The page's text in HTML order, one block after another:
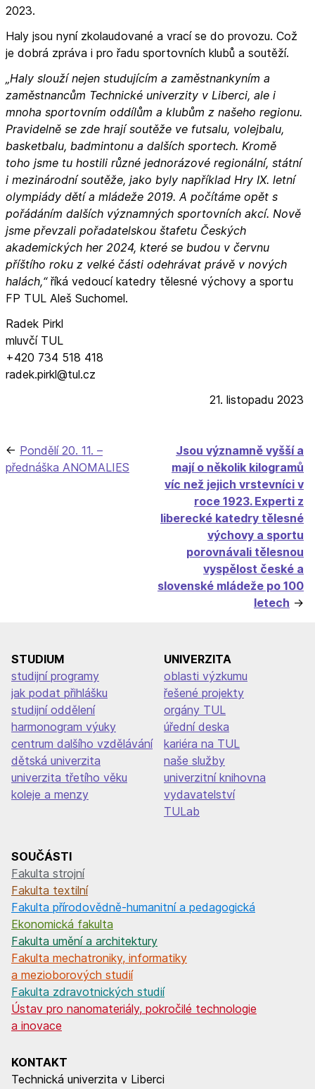
2023.
Haly jsou nyní zkolaudované a vrací se do provozu. Což
je dobrá zpráva i pro řadu sportovních klubů a soutěží.
„Haly slouží nejen studujícím a zaměstnankyním a
zaměstnancům Technické univerzity v Liberci, ale i
mnoha sportovním oddílům a klubům z našeho regionu.
Pravidelně se zde hrají soutěže ve futsalu, volejbalu,
basketbalu, badmintonu a dalších sportech. Kromě
toho jsme tu hostili různé jednorázové regionální, státní
i mezinárodní soutěže, jako byly například Hry IX. letní
olympiády dětí a mládeže 2019. A počítáme opět s
pořádáním dalších významných sportovních akcí. Nově
jsme převzali pořadatelskou štafetu Českých
akademických her 2024, které se budou v červnu
příštího roku z velké části odehrávat právě v nových
halách,“říká vedoucí katedry tělesné výchovy a sportu
FP TUL Aleš Suchomel.
Radek Pirkl
mluvčí TUL
+420 734 518 418
radek.pirkl@tul.cz
21. listopadu 2023
Navigace
pro
Pondělí 20. 11. –
přednáška ANOMALIES
Jsou významně vyšší a
mají o několik kilogramů
víc než jejich vrstevníci v
roce 1923. Experti z
liberecké katedry tělesné
výchovy a sportu
porovnávali tělesnou
vyspělost české a
slovenské mládeže po 100
letech
STUDIUM
studijní programy
jak podat přihlášku
studijní oddělení
harmonogram výuky
centrum dalšího vzdělávání
dětská univerzita
univerzita třetího věku
koleje a menzy
UNIVERZITA
oblasti výzkumu
řešené projekty
orgány TUL
úřední deska
kariéra na TUL
naše služby
univerzitní knihovna
vydavatelství
TULab
SOUČÁSTI
Fakulta strojní
Fakulta textilní
Fakulta přírodovědně-humanitní a pedagogická
Ekonomická fakulta
Fakulta umění a architektury
Fakulta mechatroniky, informatiky
a mezioborových studií
Fakulta zdravotnických studií
Ústav pro nanomateriály, pokročilé technologie
a inovace
KONTAKT
Technická univerzita v Liberci